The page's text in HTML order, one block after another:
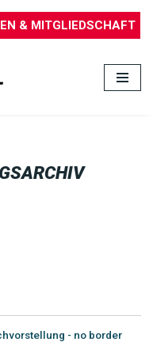
& MITGLIEDSCHAFT
- no border